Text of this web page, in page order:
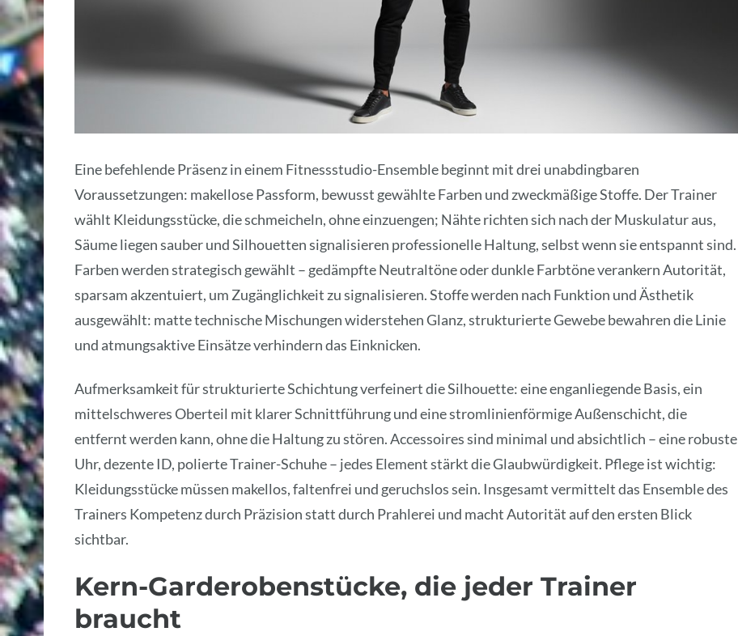
Eine befehlende Präsenz in einem Fitnessstudio-Ensemble beginnt mit drei unabdingbaren
Voraussetzungen: makellose Passform, bewusst gewählte Farben und zweckmäßige Stoffe. Der Trainer
wählt Kleidungsstücke, die schmeicheln, ohne einzuengen; Nähte richten sich nach der Muskulatur aus,
Säume liegen sauber und Silhouetten signalisieren professionelle Haltung, selbst wenn sie entspannt sind.
Farben werden strategisch gewählt – gedämpfte Neutraltöne oder dunkle Farbtöne verankern Autorität,
sparsam akzentuiert, um Zugänglichkeit zu signalisieren. Stoffe werden nach Funktion und Ästhetik
ausgewählt: matte technische Mischungen widerstehen Glanz, strukturierte Gewebe bewahren die Linie
und atmungsaktive Einsätze verhindern das Einknicken.
Aufmerksamkeit für strukturierte Schichtung verfeinert die Silhouette: eine enganliegende Basis, ein
mittelschweres Oberteil mit klarer Schnittführung und eine stromlinienförmige Außenschicht, die
entfernt werden kann, ohne die Haltung zu stören. Accessoires sind minimal und absichtlich – eine robuste
Uhr, dezente ID, polierte Trainer-Schuhe – jedes Element stärkt die Glaubwürdigkeit. Pflege ist wichtig:
Kleidungsstücke müssen makellos, faltenfrei und geruchslos sein. Insgesamt vermittelt das Ensemble des
Trainers Kompetenz durch Präzision statt durch Prahlerei und macht Autorität auf den ersten Blick
sichtbar.
Kern-Garderobenstücke, die jeder Trainer
braucht